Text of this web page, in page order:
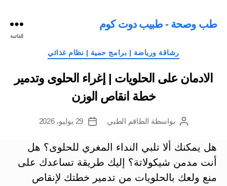
طب وصحة - طبيب دوت كوم
القائمة
التصنيفات
رشاقة ورياضة | برامج حمية | نظام غذائي
الادمان على الحلويات | إغراء الحلوى وتدمير
خطة انقاص الوزن
كاتببواسطة الطاقم الطبي
تاريخ
29 يوليو، 2026
هل يمكنك ألا تلبي النداء المغري للحلوى؟ هل
أنت مدمن شيكولاتة؟ إليك طريقة تساعدك على
منع ولعك بالحلويات من تدمير خطتك لإنقاص